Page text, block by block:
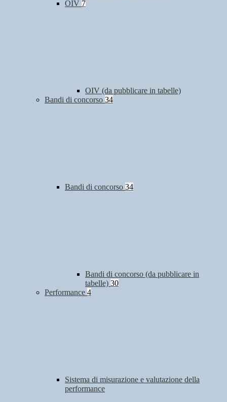
OIV 7
OIV (da pubblicare in tabelle)
Bandi di concorso 34
Bandi di concorso 34
Bandi di concorso (da pubblicare in
tabelle) 30
Performance 4
Sistema di misurazione e valutazione della
performance